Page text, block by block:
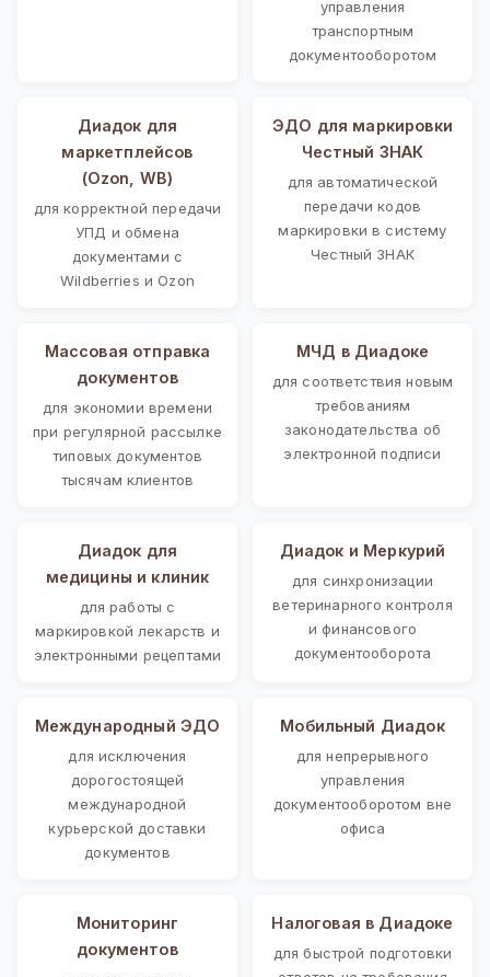
управления
транспортным
документооборотом
Диадок для
маркетплейсов
(Ozon, WB)
для корректной передачи
УПД и обмена
документами с
Wildberries и Ozon
ЭДО для маркировки
Честный ЗНАК
для автоматической
передачи кодов
маркировки в систему
Честный ЗНАК
Массовая отправка
документов
для экономии времени
при регулярной рассылке
типовых документов
тысячам клиентов
МЧД в Диадоке
для соответствия новым
требованиям
законодательства об
электронной подписи
Диадок для
медицины и клиник
для работы с
маркировкой лекарств и
электронными рецептами
Диадок и Меркурий
для синхронизации
ветеринарного контроля
и финансового
документооборота
Международный ЭДО
для исключения
дорогостоящей
международной
курьерской доставки
документов
Мобильный Диадок
для непрерывного
управления
документооборотом вне
офиса
Мониторинг
документов
Налоговая в Диадоке
для быстрой подготовки